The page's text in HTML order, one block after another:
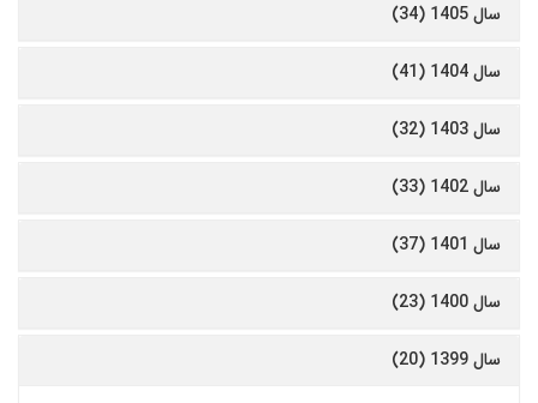
سال 1405 (34)
سال 1404 (41)
سال 1403 (32)
سال 1402 (33)
سال 1401 (37)
سال 1400 (23)
سال 1399 (20)